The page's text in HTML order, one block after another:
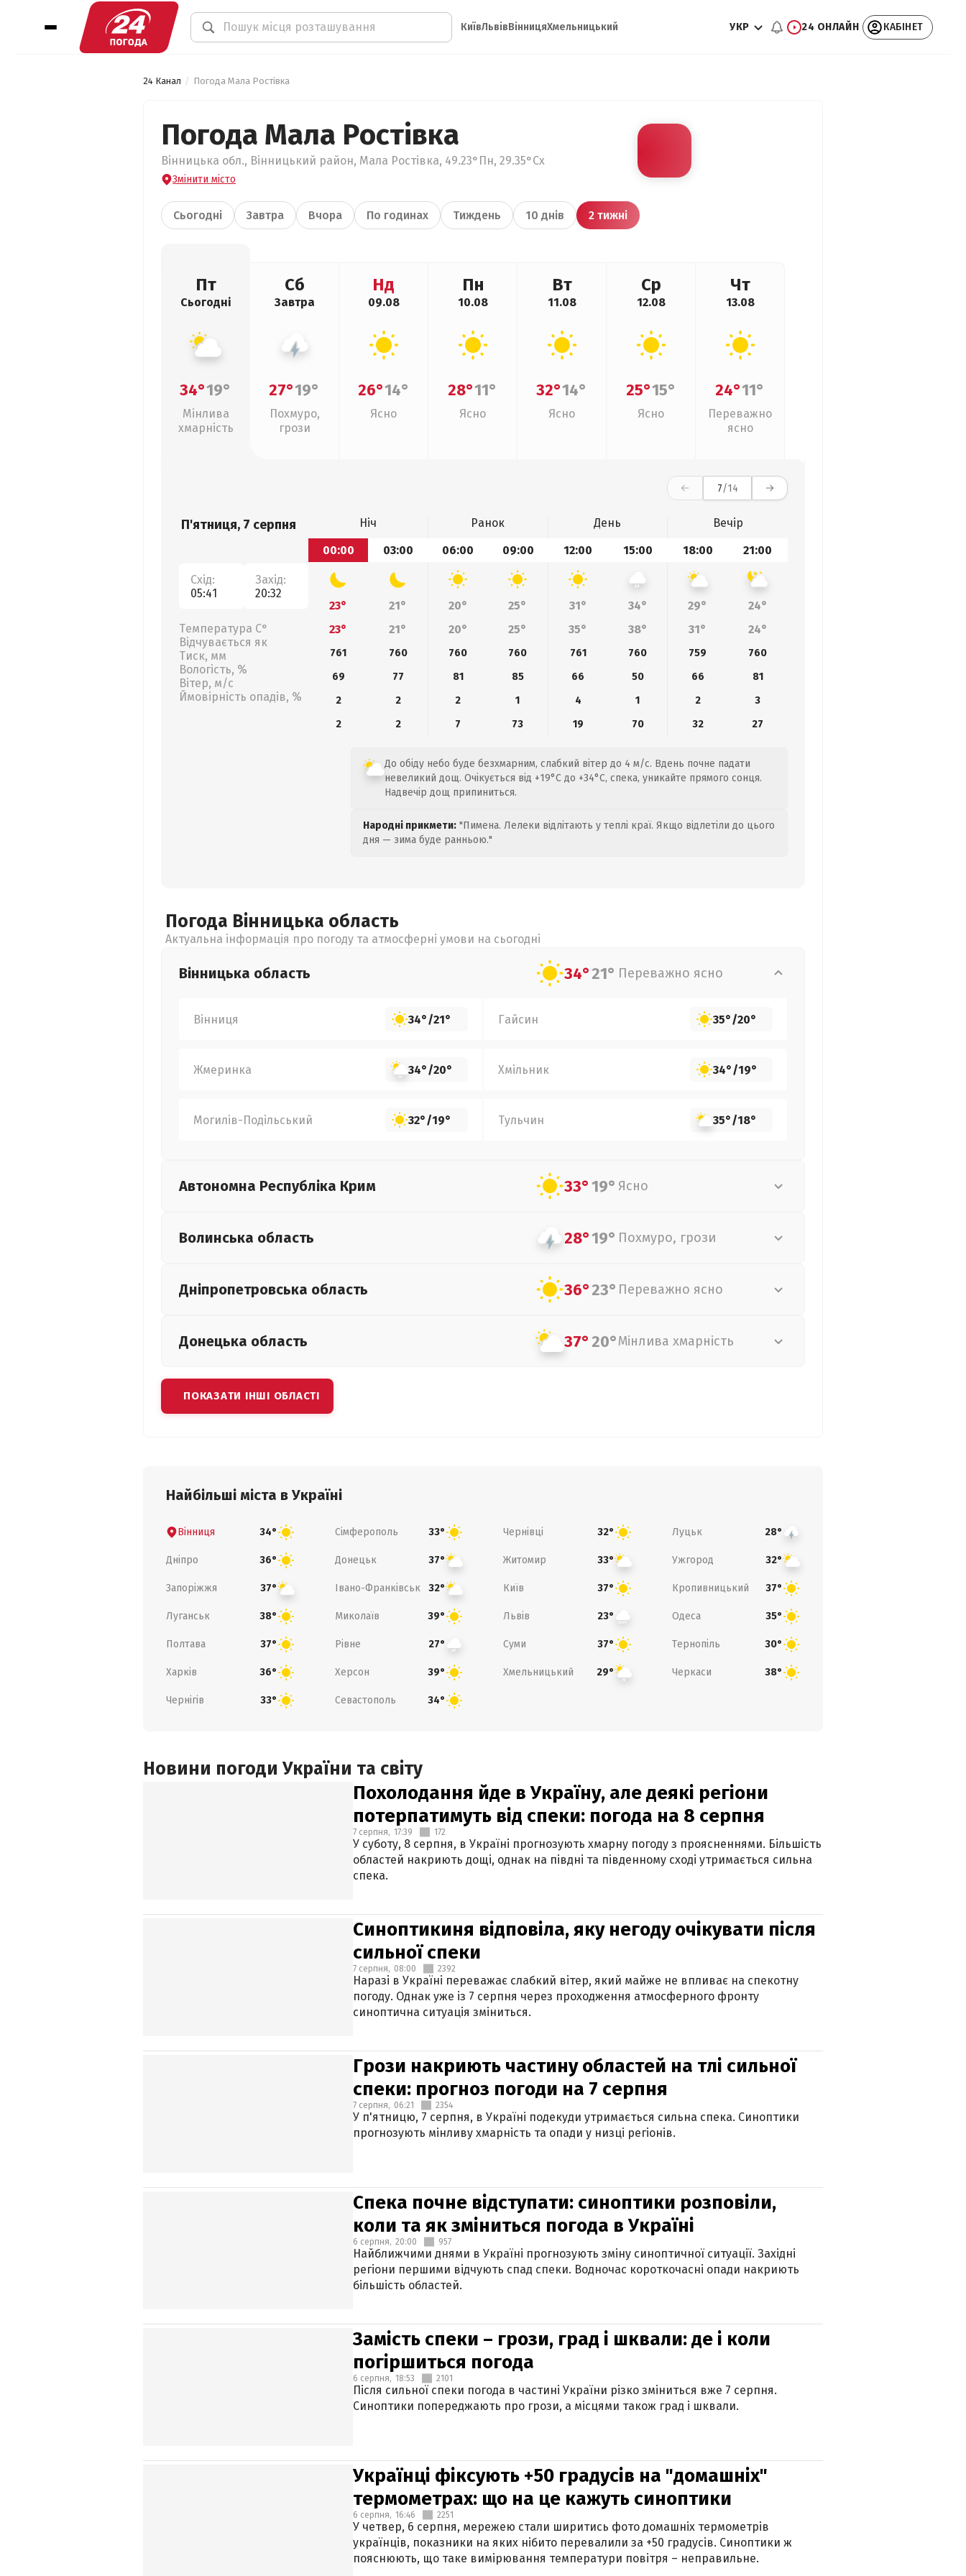
КиївЛьвівВінницяХмельницький УКР 24 ОНЛАЙН КАБІНЕТ
24 Канал Погода Мала Ростівка
Погода Мала Ростівка
Вінницька обл., Вінницький район, Мала Ростівка, 49.23°Пн, 29.35°Сх
Змінити місто
Сьогодні Завтра Вчора По годинах Тиждень 10 днів 2 тижні
Пт
Сьогодні
34°19°
Мінлива
хмарність
Сб
Завтра
27°19°
Похмуро,
грози
Нд
09.08
26°14°
Ясно
Пн
10.08
28°11°
Ясно
Вт
11.08
32°14°
Ясно
Ср
12.08
25°15°
Ясно
Чт
13.08
24°11°
Переважно
ясно
7/14
П'ятниця, 7 серпня
Схід:
05:41
Захід:
20:32
Температура С°
Відчувається як
Тиск, мм
Вологість, %
Вітер, м/с
Ймовірність опадів, %
Ніч Ранок День
Вечір
00:00
03:00 06:00 09:00 12:00 15:00 18:00 21:00
23° 21° 20° 25° 31° 34° 29°
24°
23°
21° 20° 25° 35° 38° 31° 24°
761 760 760 760 761 760 759
760
69
77 81 85 66 50 66
81
2
2 2 1 4 1 2
3
2
2 7 73 19 70 32 27
До обіду небо буде безхмарним, слабкий вітер до 4 м/с. Вдень почне падати
невеликий дощ. Очікується від +19°C до +34°C, спека, уникайте прямого сонця.
Надвечір дощ припиниться.
Народні прикмети: "Пимена. Лелеки відлітають у теплі краї. Якщо відлетіли до цього
дня — зима буде ранньою."
Погода Вінницька область
Актуальна інформація про погоду та атмосферні умови на сьогодні
Вінницька область 34°21° Переважно ясно
Вінниця 34°/21° Гайсин 35°/20°
Жмеринка 34°/20° Хмільник 34°/19°
Могилів-Подільський 32°/19° Тульчин 35°/18°
Автономна Республіка Крим 33°19° Ясно
Волинська область 28°19° Похмуро, грози
Дніпропетровська область 36°23° Переважно ясно
Донецька область 37°20°Мінлива хмарність
ПОКАЗАТИ ІНШІ ОБЛАСТІ
Найбільші міста в Україні
Вінниця 34° Сімферополь 33° Чернівці 32° Луцьк 28°
Дніпро 36° Донецьк 37° Житомир 33° Ужгород 32°
Запоріжжя 37° Івано-Франківськ 32° Київ 37° Кропивницький 37°
Луганськ 38° Миколаїв 39° Львів 23° Одеса 35°
Полтава 37° Рівне 27° Суми 37° Тернопіль 30°
Харків 36° Херсон 39° Хмельницький 29° Черкаси 38°
Чернігів 33° Севастополь 34°
Новини погоди України та світу
Похолодання йде в Україну, але деякі регіони
потерпатимуть від спеки: погода на 8 серпня
7 серпня, 17:39 172
У суботу, 8 серпня, в Україні прогнозують хмарну погоду з проясненнями. Більшість
областей накриють дощі, однак на півдні та південному сході утримається сильна
спека.
Синоптикиня відповіла, яку негоду очікувати після
сильної спеки
7 серпня, 08:00 2392
Наразі в Україні переважає слабкий вітер, який майже не впливає на спекотну
погоду. Однак уже із 7 серпня через проходження атмосферного фронту
синоптична ситуація зміниться.
Грози накриють частину областей на тлі сильної
спеки: прогноз погоди на 7 серпня
7 серпня, 06:21 2354
У п'ятницю, 7 серпня, в Україні подекуди утримається сильна спека. Синоптики
прогнозують мінливу хмарність та опади у низці регіонів.
Спека почне відступати: синоптики розповіли,
коли та як зміниться погода в Україні
6 серпня, 20:00 957
Найближчими днями в Україні прогнозують зміну синоптичної ситуації. Західні
регіони першими відчують спад спеки. Водночас короткочасні опади накриють
більшість областей.
Замість спеки – грози, град і шквали: де і коли
погіршиться погода
6 серпня, 18:53 2101
Після сильної спеки погода в частині України різко зміниться вже 7 серпня.
Синоптики попереджають про грози, а місцями також град і шквали.
Українці фіксують +50 градусів на "домашніх"
термометрах: що на це кажуть синоптики
6 серпня, 16:46 2251
У четвер, 6 серпня, мережею стали ширитись фото домашніх термометрів
українців, показники на яких нібито перевалили за +50 градусів. Синоптики ж
пояснюють, що таке вимірювання температури повітря – неправильне.